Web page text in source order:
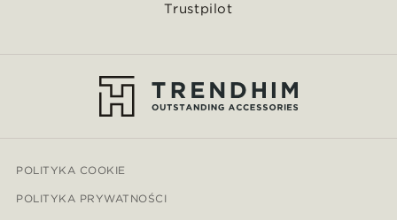
Trustpilot
POLITYKA COOKIE
POLITYKA PRYWATNOŚCI